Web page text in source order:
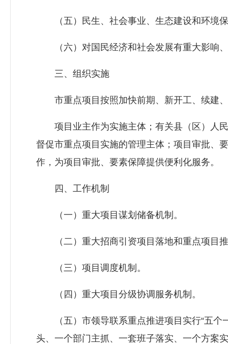
（五）民生、社会事业、生态建设和环境
（六）对国民经济和社会发展有重大影响、
三、组织实施
市重点项目按照加快前期、新开工、续建、
项目业主作为实施主体；有关县（区）人民
督促市重点项目实施的管理主体；项目审批、
作，为项目审批、要素保障提供便利化服务。
四、工作机制
（一）重大项目谋划储备机制。
（二）重大招商引资项目落地和重点项目
（三）项目调度机制。
（四）重大项目分级协调服务机制。
（五）市领导联系重点推进项目实行“五个
头、一个部门主抓、一套班子落实、一个方案